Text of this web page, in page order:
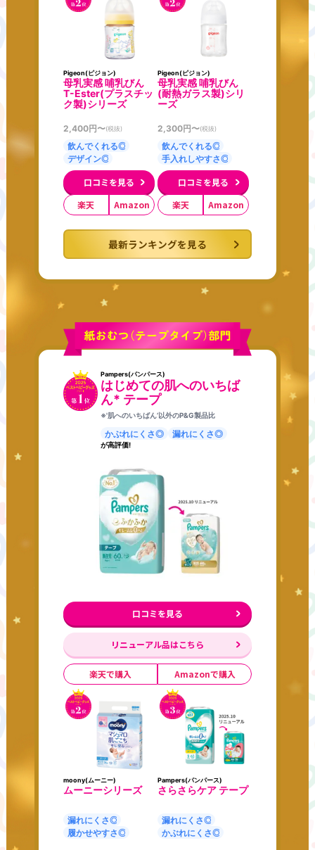
Pigeon(ピジョン)
母乳実感 哺乳びん
T-Ester(プラスチッ
ク製)シリーズ
2,400円〜(税抜)
飲んでくれる◎
デザイン◎
口コミを見る
楽天
Amazon
Pigeon(ピジョン)
母乳実感 哺乳びん
(耐熱ガラス製)シリ
ーズ
2,300円〜(税抜)
飲んでくれる◎
手入れしやすさ◎
口コミを見る
楽天
Amazon
最新ランキングを見る
Pampers(パンパース)
はじめての肌へのいちば
ん* テープ
※'肌へのいちばん’以外のP&G製品比
かぶれにくさ◎ 漏れにくさ◎
が高評価!
口コミを見る
リニューアル品はこちら
楽天で購入 Amazonで購入
moony(ムーニー)
ムーニーシリーズ
漏れにくさ◎
履かせやすさ◎
Pampers(パンパース)
さらさらケア テープ
漏れにくさ◎
かぶれにくさ◎